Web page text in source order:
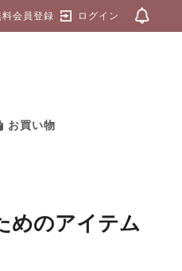
料会員登録 ログイン
お買い物
めのアイテム